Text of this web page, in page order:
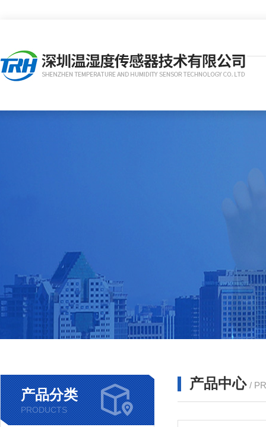
产品分类
PRODUCTS
产品中心 /